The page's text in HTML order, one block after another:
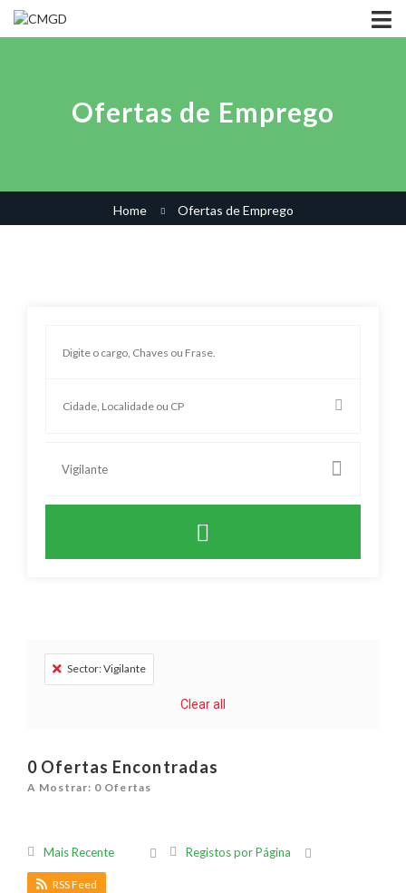
Ofertas de Emprego
Home Ofertas de Emprego
Vigilante
Sector: Vigilante
Clear all
0 Ofertas Encontradas
A Mostrar: 0 Ofertas
Mais Recente Registos por Página
RSS Feed